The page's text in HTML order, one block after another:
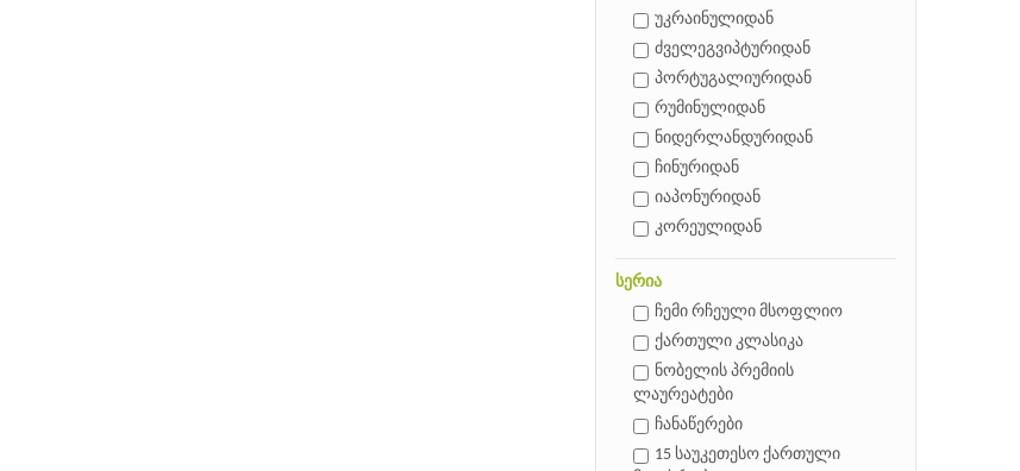
უკრაინულიდან
ძველეგვიპტურიდან
პორტუგალიურიდან
რუმინულიდან
ნიდერლანდურიდან
ჩინურიდან
იაპონურიდან
კორეულიდან
სერია
ჩემი რჩეული მსოფლიო
ქართული კლასიკა
ნობელის პრემიის
ლაურეატები
ჩანაწერები
15 საუკეთესო ქართული